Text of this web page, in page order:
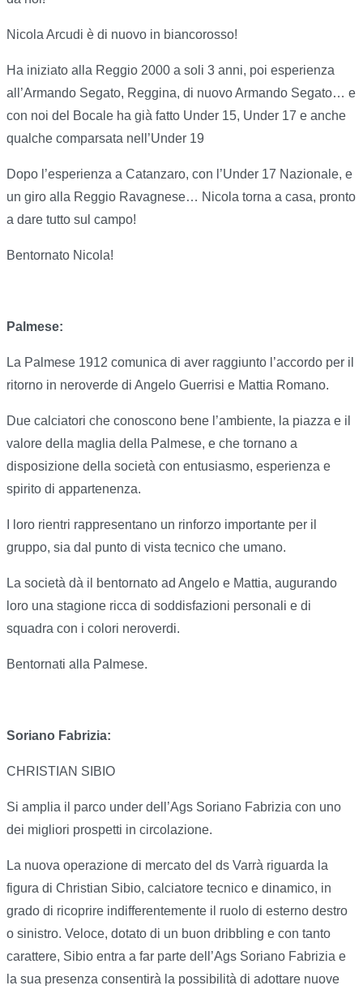
Nicola Arcudi è di nuovo in biancorosso!
Ha iniziato alla Reggio 2000 a soli 3 anni, poi esperienza
all’Armando Segato, Reggina, di nuovo Armando Segato… e
con noi del Bocale ha già fatto Under 15, Under 17 e anche
qualche comparsata nell’Under 19
Dopo l’esperienza a Catanzaro, con l’Under 17 Nazionale, e
un giro alla Reggio Ravagnese… Nicola torna a casa, pronto
a dare tutto sul campo!
Bentornato Nicola!
Palmese:
La Palmese 1912 comunica di aver raggiunto l’accordo per il
ritorno in neroverde di Angelo Guerrisi e Mattia Romano.
Due calciatori che conoscono bene l’ambiente, la piazza e il
valore della maglia della Palmese, e che tornano a
disposizione della società con entusiasmo, esperienza e
spirito di appartenenza.
I loro rientri rappresentano un rinforzo importante per il
gruppo, sia dal punto di vista tecnico che umano.
La società dà il bentornato ad Angelo e Mattia, augurando
loro una stagione ricca di soddisfazioni personali e di
squadra con i colori neroverdi.
Bentornati alla Palmese.
Soriano Fabrizia:
CHRISTIAN SIBIO
Si amplia il parco under dell’Ags Soriano Fabrizia con uno
dei migliori prospetti in circolazione.
La nuova operazione di mercato del ds Varrà riguarda la
figura di Christian Sibio, calciatore tecnico e dinamico, in
grado di ricoprire indifferentemente il ruolo di esterno destro
o sinistro. Veloce, dotato di un buon dribbling e con tanto
carattere, Sibio entra a far parte dell’Ags Soriano Fabrizia e
la sua presenza consentirà la possibilità di adottare nuove